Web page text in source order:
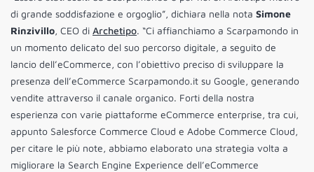
di grande soddisfazione e orgoglio”, dichiara nella nota Simone
Rinzivillo, CEO di Archetipo. “Ci affianchiamo a Scarpamondo in
un momento delicato del suo percorso digitale, a seguito de
lancio dell’eCommerce, con l’obiettivo preciso di sviluppare la
presenza dell’eCommerce Scarpamondo.it su Google, generando
vendite attraverso il canale organico. Forti della nostra
esperienza con varie piattaforme eCommerce enterprise, tra cui,
appunto Salesforce Commerce Cloud e Adobe Commerce Cloud,
per citare le più note, abbiamo elaborato una strategia volta a
migliorare la Search Engine Experience dell’eCommerce